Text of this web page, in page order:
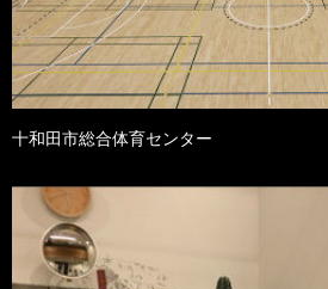
十和田市総合体育センター